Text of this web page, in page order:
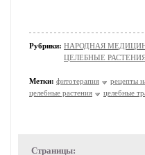
Рубрики: НАРОДНАЯ
ЦЕЛЕБНЫЕ
Метки: фитотерапия
рецепты
целебные растения
целебные
Страницы: